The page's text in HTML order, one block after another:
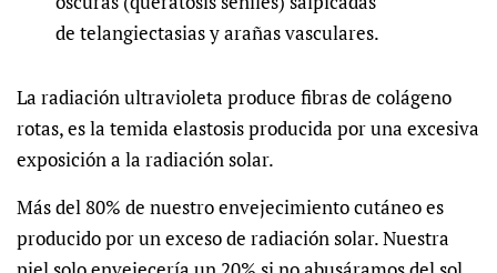
de telangiectasiasy arañas vasculares.
La radiación ultravioleta produce fibras de colágeno
rotas, es la temida elastosis producida por una excesiva
exposición a la radiación solar.
Más del 80% de nuestro envejecimiento cutáneo es
producido por un exceso de radiación solar. Nuestra